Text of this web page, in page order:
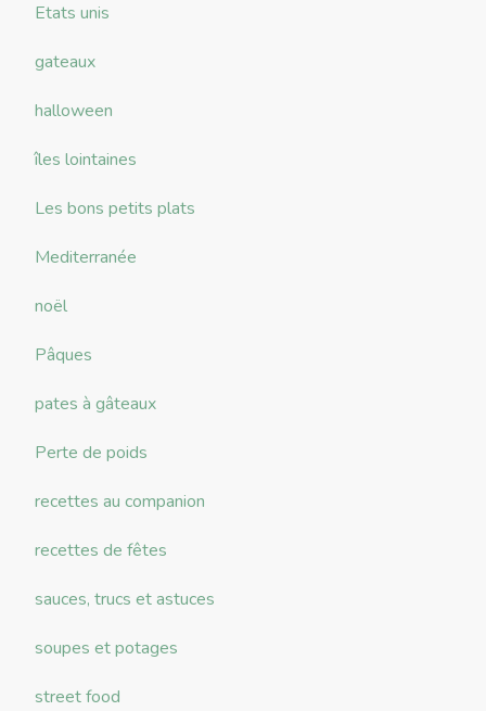
Etats unis
gateaux
halloween
îles lointaines
Les bons petits plats
Mediterranée
noël
Pâques
pates à gâteaux
Perte de poids
recettes au companion
recettes de fêtes
sauces, trucs et astuces
soupes et potages
street food